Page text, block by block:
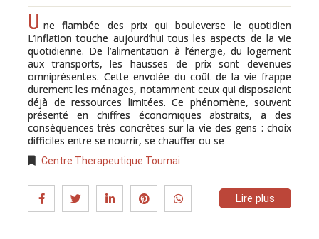
U ne flambée des prix qui bouleverse le quotidien
L’inflation touche aujourd’hui tous les aspects de la vie
quotidienne. De l’alimentation à l’énergie, du logement
aux transports, les hausses de prix sont devenues
omniprésentes. Cette envolée du coût de la vie frappe
durement les ménages, notamment ceux qui disposaient
déjà de ressources limitées. Ce phénomène, souvent
présenté en chiffres économiques abstraits, a des
conséquences très concrètes sur la vie des gens : choix
difficiles entre se nourrir, se chauffer ou se
Centre Therapeutique Tournai
Lire plus